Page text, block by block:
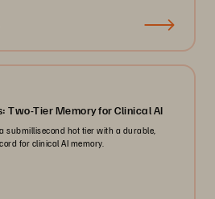
Two-Tier Memory for Clinical AI
submillisecond hot tier with a durable,
for clinical AI memory.